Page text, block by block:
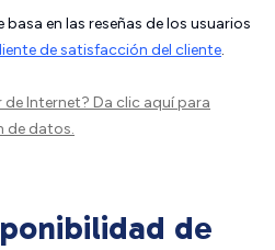
en las reseñas de los usuarios
de satisfacción del cliente.
de Internet? Da clic aquípara
de datos.
de